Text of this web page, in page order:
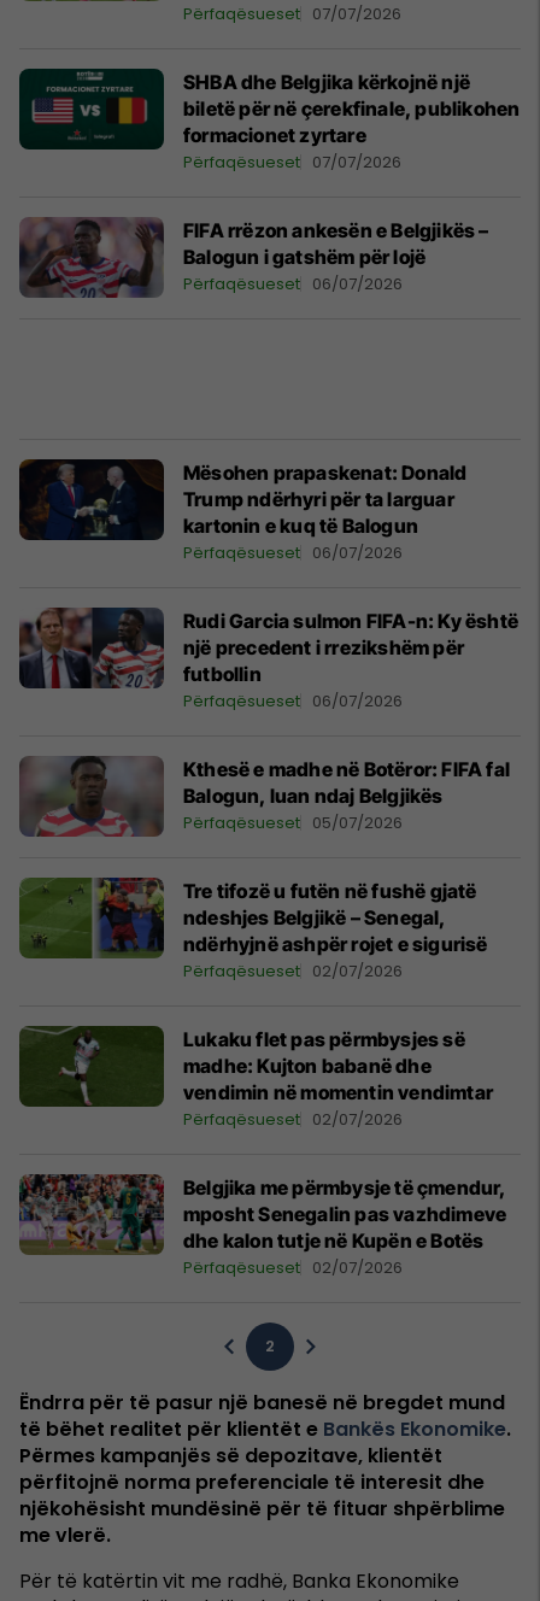
Përfaqësueset 07/07/2026
SHBA dhe Belgjika kërkojnë një
biletë për në çerekfinale, publikohen
formacionet zyrtare
Përfaqësueset 07/07/2026
FIFA rrëzon ankesën e Belgjikës –
Balogun i gatshëm për lojë
Përfaqësueset 06/07/2026
Mësohen prapaskenat: Donald
Trump ndërhyri për ta larguar
kartonin e kuq të Balogun
Përfaqësueset 06/07/2026
Rudi Garcia sulmon FIFA-n: Ky është
një precedent i rrezikshëm për
futbollin
Përfaqësueset 06/07/2026
Kthesë e madhe në Botëror: FIFA fal
Balogun, luan ndaj Belgjikës
Përfaqësueset 05/07/2026
Tre tifozë u futën në fushë gjatë
ndeshjes Belgjikë – Senegal,
ndërhyjnë ashpër rojet e sigurisë
Përfaqësueset 02/07/2026
Lukaku flet pas përmbysjes së
madhe: Kujton babanë dhe
vendimin në momentin vendimtar
Përfaqësueset 02/07/2026
Belgjika me përmbysje të çmendur,
mposht Senegalin pas vazhdimeve
dhe kalon tutje në Kupën e Botës
Përfaqësueset 02/07/2026
2
Ëndrra për të pasur një banesë në bregdet mund
të bëhet realitet për klientët e Bankës Ekonomike.
Përmes kampanjës së depozitave, klientët
përfitojnë norma preferenciale të interesit dhe
njëkohësisht mundësinë për të fituar shpërblime
me vlerë.
Për të katërtin vit me radhë, Banka Ekonomike